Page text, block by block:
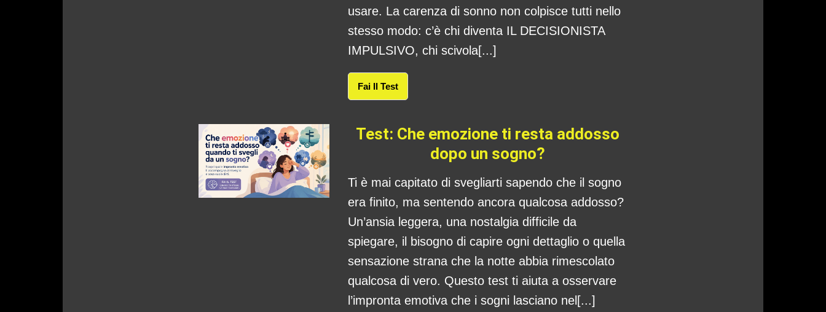
usare. La carenza di sonno non colpisce tutti nello
stesso modo: c’è chi diventa IL DECISIONISTA
IMPULSIVO, chi scivola[...]
Fai Il Test
Test: Che emozione ti resta addosso
dopo un sogno?
Ti è mai capitato di svegliarti sapendo che il sogno
era finito, ma sentendo ancora qualcosa addosso?
Un’ansia leggera, una nostalgia difficile da
spiegare, il bisogno di capire ogni dettaglio o quella
sensazione strana che la notte abbia rimescolato
qualcosa di vero. Questo test ti aiuta a osservare
l’impronta emotiva che i sogni lasciano nel[...]